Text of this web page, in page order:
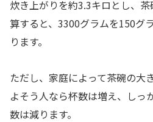
炊き上がりを約3.3キロとし、
算すると、3300グラムを150グ
ります。
ただし、家庭によって茶碗の大
よそう人なら杯数は増え、しっ
数は減ります。